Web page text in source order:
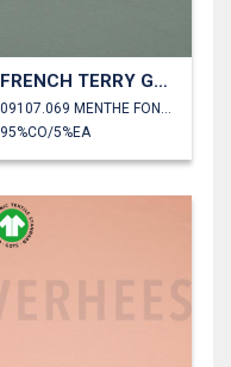
FRENCH TERRY GOTS
95%CO/5%EA